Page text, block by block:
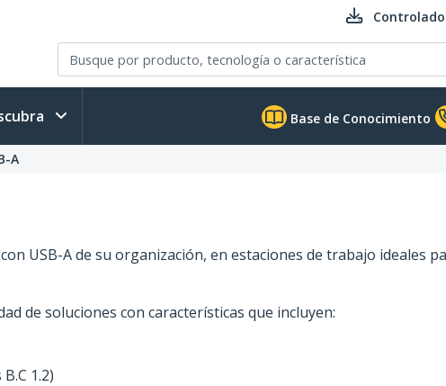
Base de Conocimiento
A
USB-A de su organización, en estaciones de trabajo ideales
de soluciones con características que incluyen:
1.2)